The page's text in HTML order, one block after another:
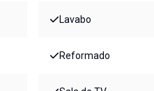
Lavabo
Reformado